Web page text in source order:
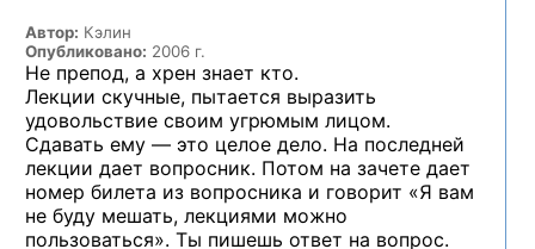
Автор: Кэлин
Опубликовано: 2006 г.
Не препод, а хрен знает кто.
Лекции скучные, пытается выразить
удовольствие своим угрюмым лицом.
Сдавать ему — это целое дело. На последней
лекции дает вопросник. Потом на зачете дает
номер билета из вопросника и говорит «Я вам
не буду мешать, лекциями можно
пользоваться». Ты пишешь ответ на вопрос.